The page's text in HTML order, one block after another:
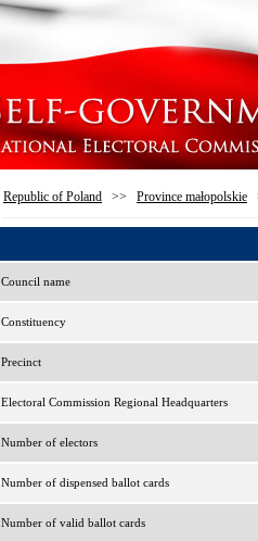
Republic of Poland >> Province małopolskie
Council name
Constituency
Precinct
Electoral Commission Regional Headquarters
Number of electors
Number of dispensed ballot cards
Number of valid ballot cards